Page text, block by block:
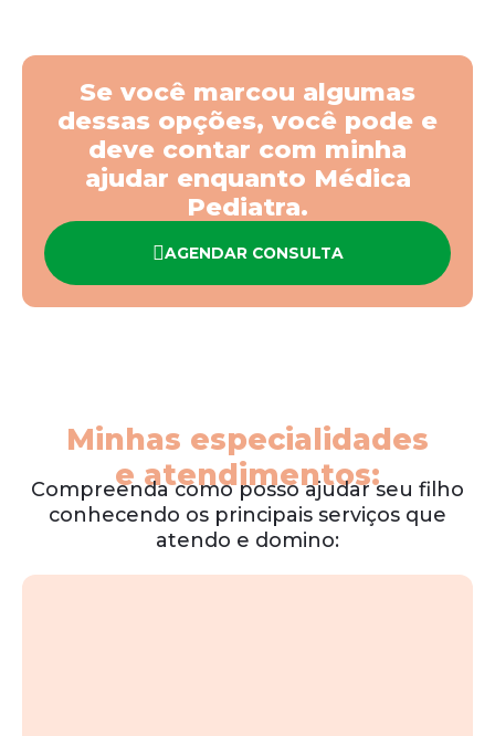
Se você marcou algumas
dessas opções, você pode e
deve contar com minha
ajudar enquanto Médica
Pediatra.
AGENDAR CONSULTA
Minhas especialidades
e atendimentos:
Compreenda como posso ajudar seu filho
conhecendo os principais serviços que
atendo e domino: